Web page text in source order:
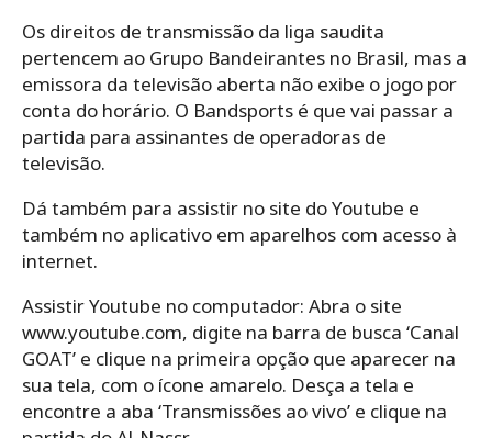
Os direitos de transmissão da liga saudita
pertencem ao Grupo Bandeirantes no Brasil, mas a
emissora da televisão aberta não exibe o jogo por
conta do horário. O Bandsports é que vai passar a
partida para assinantes de operadoras de
televisão.
Dá também para assistir no site do Youtube e
também no aplicativo em aparelhos com acesso à
internet.
Assistir Youtube no computador: Abra o site
www.youtube.com, digite na barra de busca ‘Canal
GOAT’ e clique na primeira opção que aparecer na
sua tela, com o ícone amarelo. Desça a tela e
encontre a aba ‘Transmissões ao vivo’ e clique na